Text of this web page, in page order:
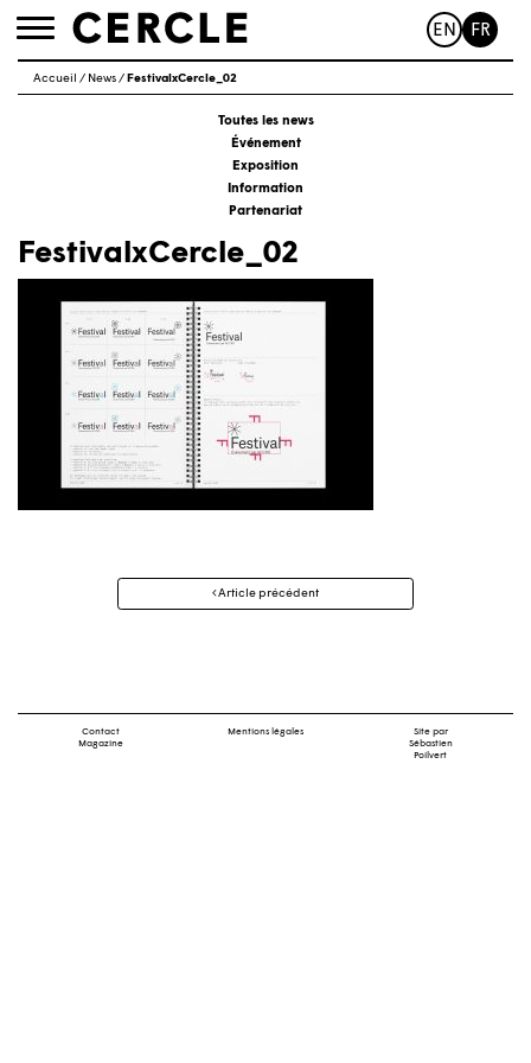
Toggle
EN FR
Accueil / News/ FestivalxCercle_02
Toutes les news
Événement
Exposition
Information
Partenariat
FestivalxCercle_02
Navigation
Article précédent
Contact
Magazine
Mentions légales
Site par
Sébastien
Poilvert